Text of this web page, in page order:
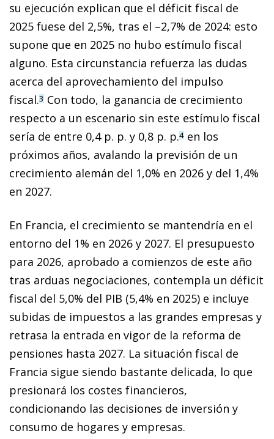
su ejecución explican que el déficit fiscal de
2025 fuese del 2,5%, tras el –2,7% de 2024: esto
supone que en 2025 no hubo estímulo fiscal
alguno. Esta circunstancia refuerza las dudas
acerca del aprovechamiento del impulso
fiscal.3 Con todo, la ganancia de crecimiento
respecto a un escenario sin este estímulo fiscal
sería de entre 0,4 p. p. y 0,8 p. p.4 en los
próximos años, avalando la previsión de un
crecimiento alemán del 1,0% en 2026 y del 1,4%
en 2027.
En Francia, el crecimiento se mantendría en el
entorno del 1% en 2026 y 2027. El presupuesto
para 2026, aprobado a comienzos de este año
tras arduas negociaciones, contempla un déficit
fiscal del 5,0% del PIB (5,4% en 2025) e incluye
subidas de impuestos a las grandes empresas y
retrasa la entrada en vigor de la reforma de
pensiones hasta 2027. La situación fiscal de
Francia sigue siendo bastante delicada, lo que
presionará los costes financieros,
condicionando las decisiones de inversión y
consumo de hogares y empresas.